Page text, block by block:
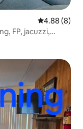
Calificación
4.88 (8)
FP, jacuzzi,